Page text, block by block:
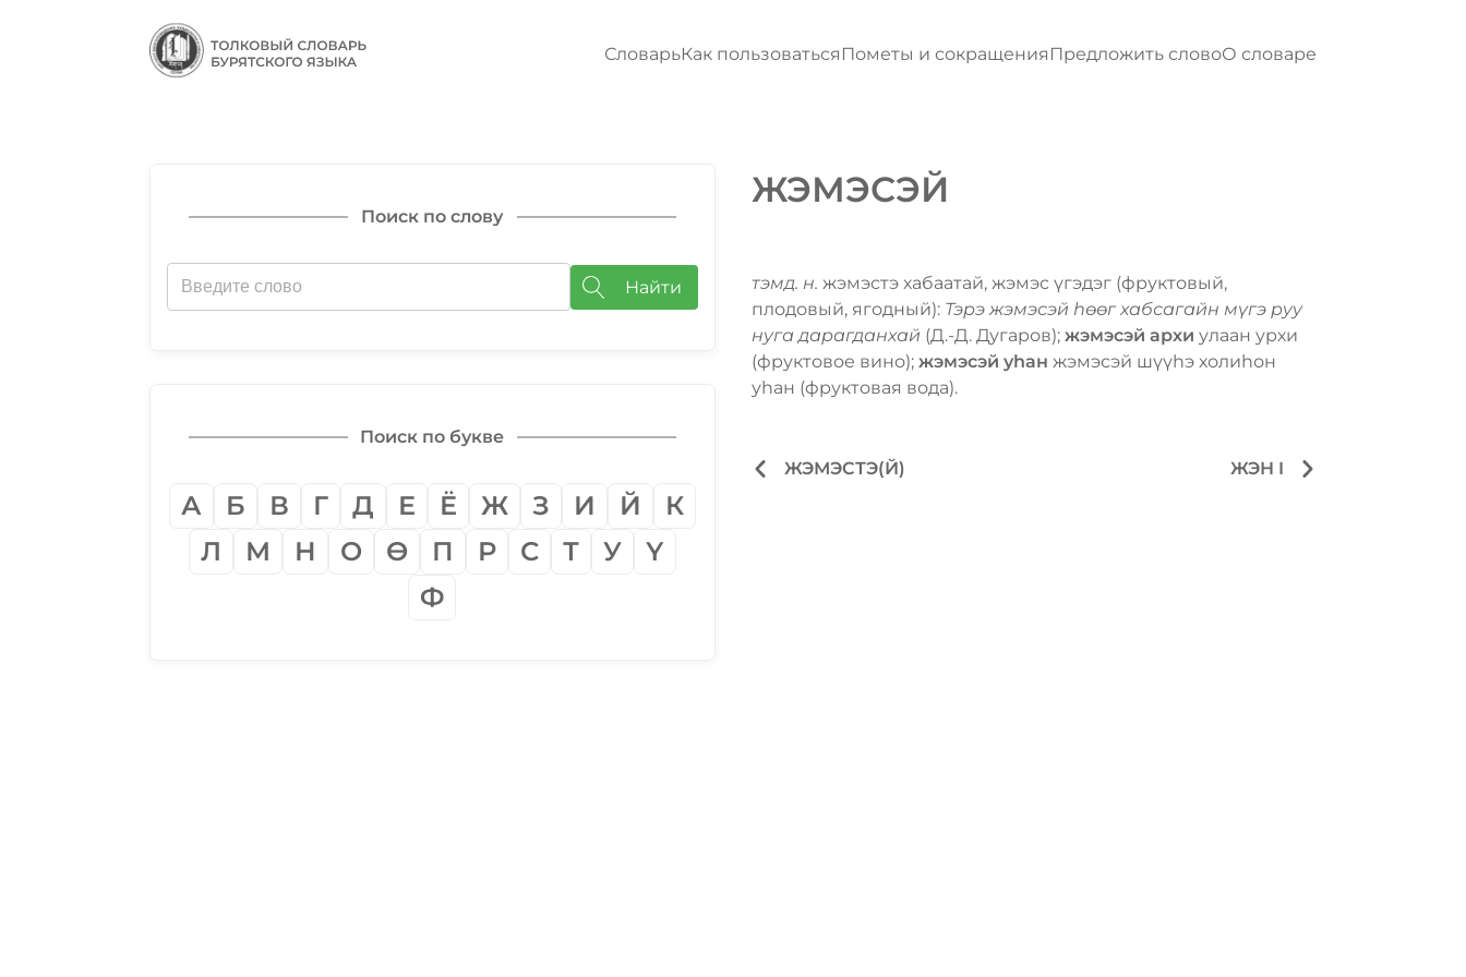
СловарьКак пользоваться Пометы и сокращения Предложить словоО словаре
Поиск по слову
Найти
Поиск по букве
А Б В Г Д Е Ё Ж З И Й
К
Л
М Н О Ѳ П Р С Т У
Ү
Ф
ЖЭМЭСЭЙ
тэмд. н. жэмэстэ хабаатай, жэмэс үгэдэг (фруктовый,
плодовый, ягодный): Тэрэ жэмэсэй һѳѳг хабсагайн мүгэ руу
нуга дарагданхай (Д.-Д. Дугаров); жэмэсэй архи улаан урхи
(фруктовое вино); жэмэсэй уһан жэмэсэй шүүһэ холиһон
уһан (фруктовая вода).
ЖЭМЭСТЭ(Й) ЖЭН I